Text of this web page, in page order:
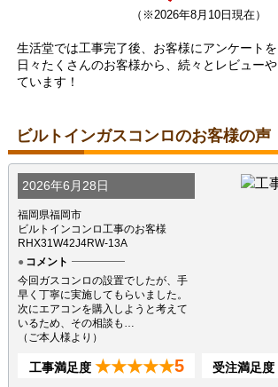
（※2026年8月10日現在）
生活堂では工事完了後、お客様にアンケートを
日々たくさんのお客様から、続々とレビュー
ています！
ビルトインガスコンロのお客様の声
2026年6月28日
福岡県福岡市
ビルトインコンロ工事のお客様
RHX31W42J4RW-13A
コメント
今回ガスコンロの設置でしたが、手
早く丁寧に実施してもらいました。
次にエアコンを購入しようと考えて
いるため、その相談も…
（ご本人様より）
工事満足度 ★★★★★5 受注満足度